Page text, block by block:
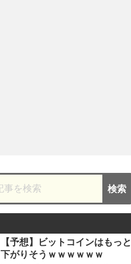
【予想】ビットコインはもっと
下がりそうｗｗｗｗｗｗ